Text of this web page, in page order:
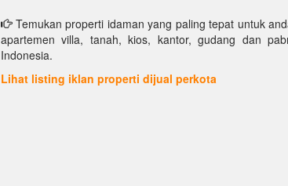
Temukan properti idaman yang paling tepat untuk
apartemen villa, tanah, kios, kantor, gudang dan
Indonesia.
Lihat listing iklan properti dijual perkota